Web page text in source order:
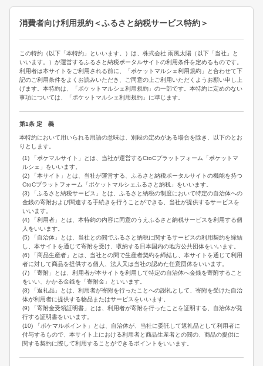
消費者向け利用規約＜ふるさと納税サービス特約＞
この特約（以下「本特約」といいます。）は、株式会社 雨風太陽（以下「当社」と
いいます。）が運営するふるさと納税ポータルサイトの利用条件を定めるものです。
利用者は本サイトをご利用される前に、「ポケットマルシェ利用規約」と合わせて下
記のご利用条件をよくお読みいただき、ご同意の上ご利用いただくようお願い申し上
げます。本特約は、「ポケットマルシェ利用規約」の一部です。本特約に定めのない
事項については、「ポケットマルシェ利用規約」に準じます。
第1条 定 義
本特約において用いられる用語の意味は、別段の定めがある場合を除き、以下のとお
りとします。
(1) 「ポケマルサイト」とは、当社が運営するCtoCプラットフォーム「ポケットマ
ルシェ」をいいます。
(2) 「本サイト」とは、当社が運営する、ふるさと納税ポータルサイトの機能を持つ
CtoCプラットフォーム「ポケットマルシェふるさと納税」をいいます。
(3) 「ふるさと納税サービス」とは、ふるさと納税の制度において特定の自治体への
金銭の寄附および関連する手続きを行うことができる、当社が提供するサービスを
いいます。
(4) 「利用者」とは、本特約の内容に同意のうえふるさと納税サービスを利用する個
人をいいます。
(5) 「自治体」とは、当社との間でふるさと納税に関するサービスの利用契約を締結
し、本サイトを通じて寄附を受け、収納する日本国内の地方公共団体をいいます。
(6) 「商品生産者」とは、当社との間で生産者契約を締結し、本サイトを通じて利用
者に対して商品を提供する個人、法人又は当社の認めた任意団体をいいます。
(7) 「寄附」とは、利用者が本サイトを利用して特定の自治体へ金銭を寄附すること
をいい、かかる金銭を「寄附金」といいます。
(8) 「返礼品」とは、利用者が寄附を行ったことへの謝礼として、寄附を受けた自治
体が利用者に提供する物品またはサービスをいいます。
(9) 「寄附金受領証明書」とは、利用者が寄附を行ったことを証明する、自治体が発
行する証明書をいいます。
(10) 「ポケマルポイント」とは、自治体が、当社に委託して返礼品として利用者に
付与するもので、本サイト上における利用者と商品生産者との間の、商品の提供に
関する契約に際して利用することができるポイントをいいます。